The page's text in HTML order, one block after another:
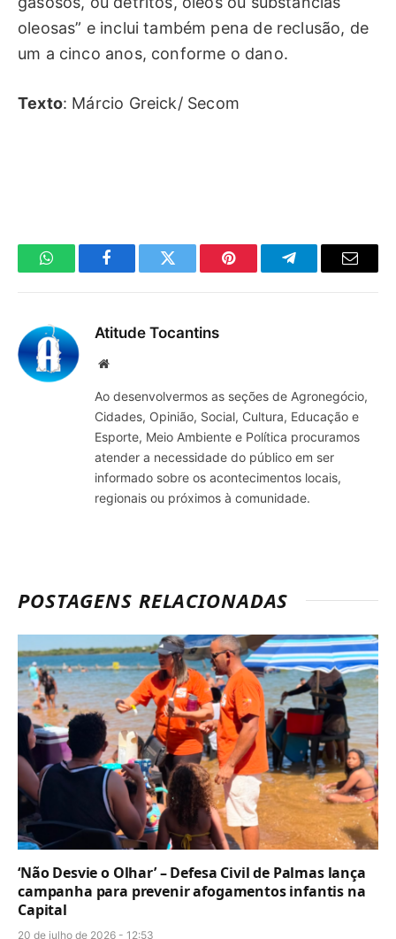
oleosas” e inclui também pena de reclusão, de
um a cinco anos, conforme o dano.
Texto: Márcio Greick/ Secom
WhatsAppFacebookTwitter Pinterest TelegramaE-
Atitude Tocantins
Site
Ao desenvolvermos as seções de Agronegócio,
Cidades, Opinião, Social, Cultura, Educação e
Esporte, Meio Ambiente e Política procuramos
atender a necessidade do público em ser
informado sobre os acontecimentos locais,
regionais ou próximos à comunidade.
POSTAGENS RELACIONADAS
‘Não Desvie o Olhar’ – Defesa Civil de Palmas lança
campanha para prevenir afogamentos infantis na
Capital
20 de julho de 2026 - 12:53